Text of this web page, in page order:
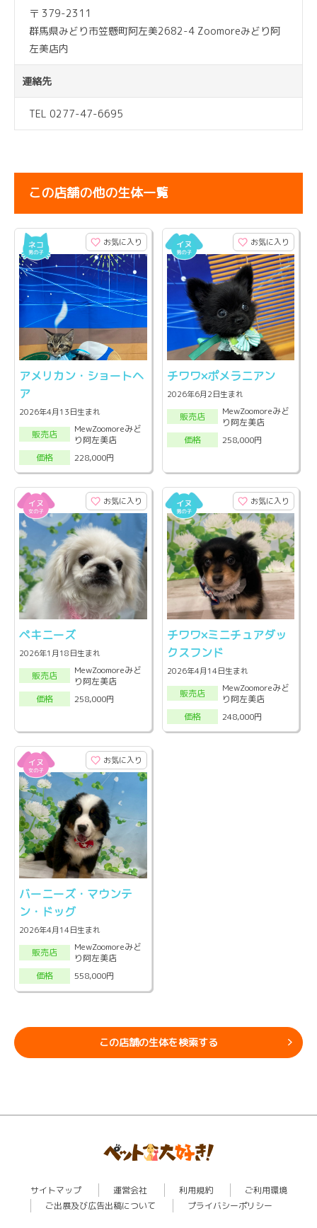
〒 379-2311
群馬県みどり市笠懸町阿左美2682-4 Zoomoreみどり阿
左美店内
連絡先
TEL 0277-47-6695
この店舗の他の生体一覧
お気に入り
アメリカン・ショートヘ
ア
2026年4月13日生まれ
販売店
MewZoomoreみど
り阿左美店
価格
228,000円
お気に入り
チワワ×ポメラニアン
2026年6月2日生まれ
販売店
MewZoomoreみど
り阿左美店
価格
258,000円
お気に入り
ペキニーズ
2026年1月18日生まれ
販売店
MewZoomoreみど
り阿左美店
価格
258,000円
お気に入り
チワワ×ミニチュアダッ
クスフンド
2026年4月14日生まれ
販売店
MewZoomoreみど
り阿左美店
価格
248,000円
お気に入り
バーニーズ・マウンテ
ン・ドッグ
2026年4月14日生まれ
販売店
MewZoomoreみど
り阿左美店
価格
558,000円
この店舗の生体を検索する
サイトマップ 運営会社 利用規約
ご利用環境
ご出展及び広告出稿について
プライバシーポリシー